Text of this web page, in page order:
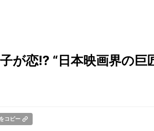
が恋!? “日本映画界の巨
コピー